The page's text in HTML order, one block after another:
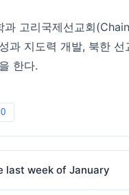
과 고리국제선교회
과 지도력 개발, 북한
한다.
0
last week of January